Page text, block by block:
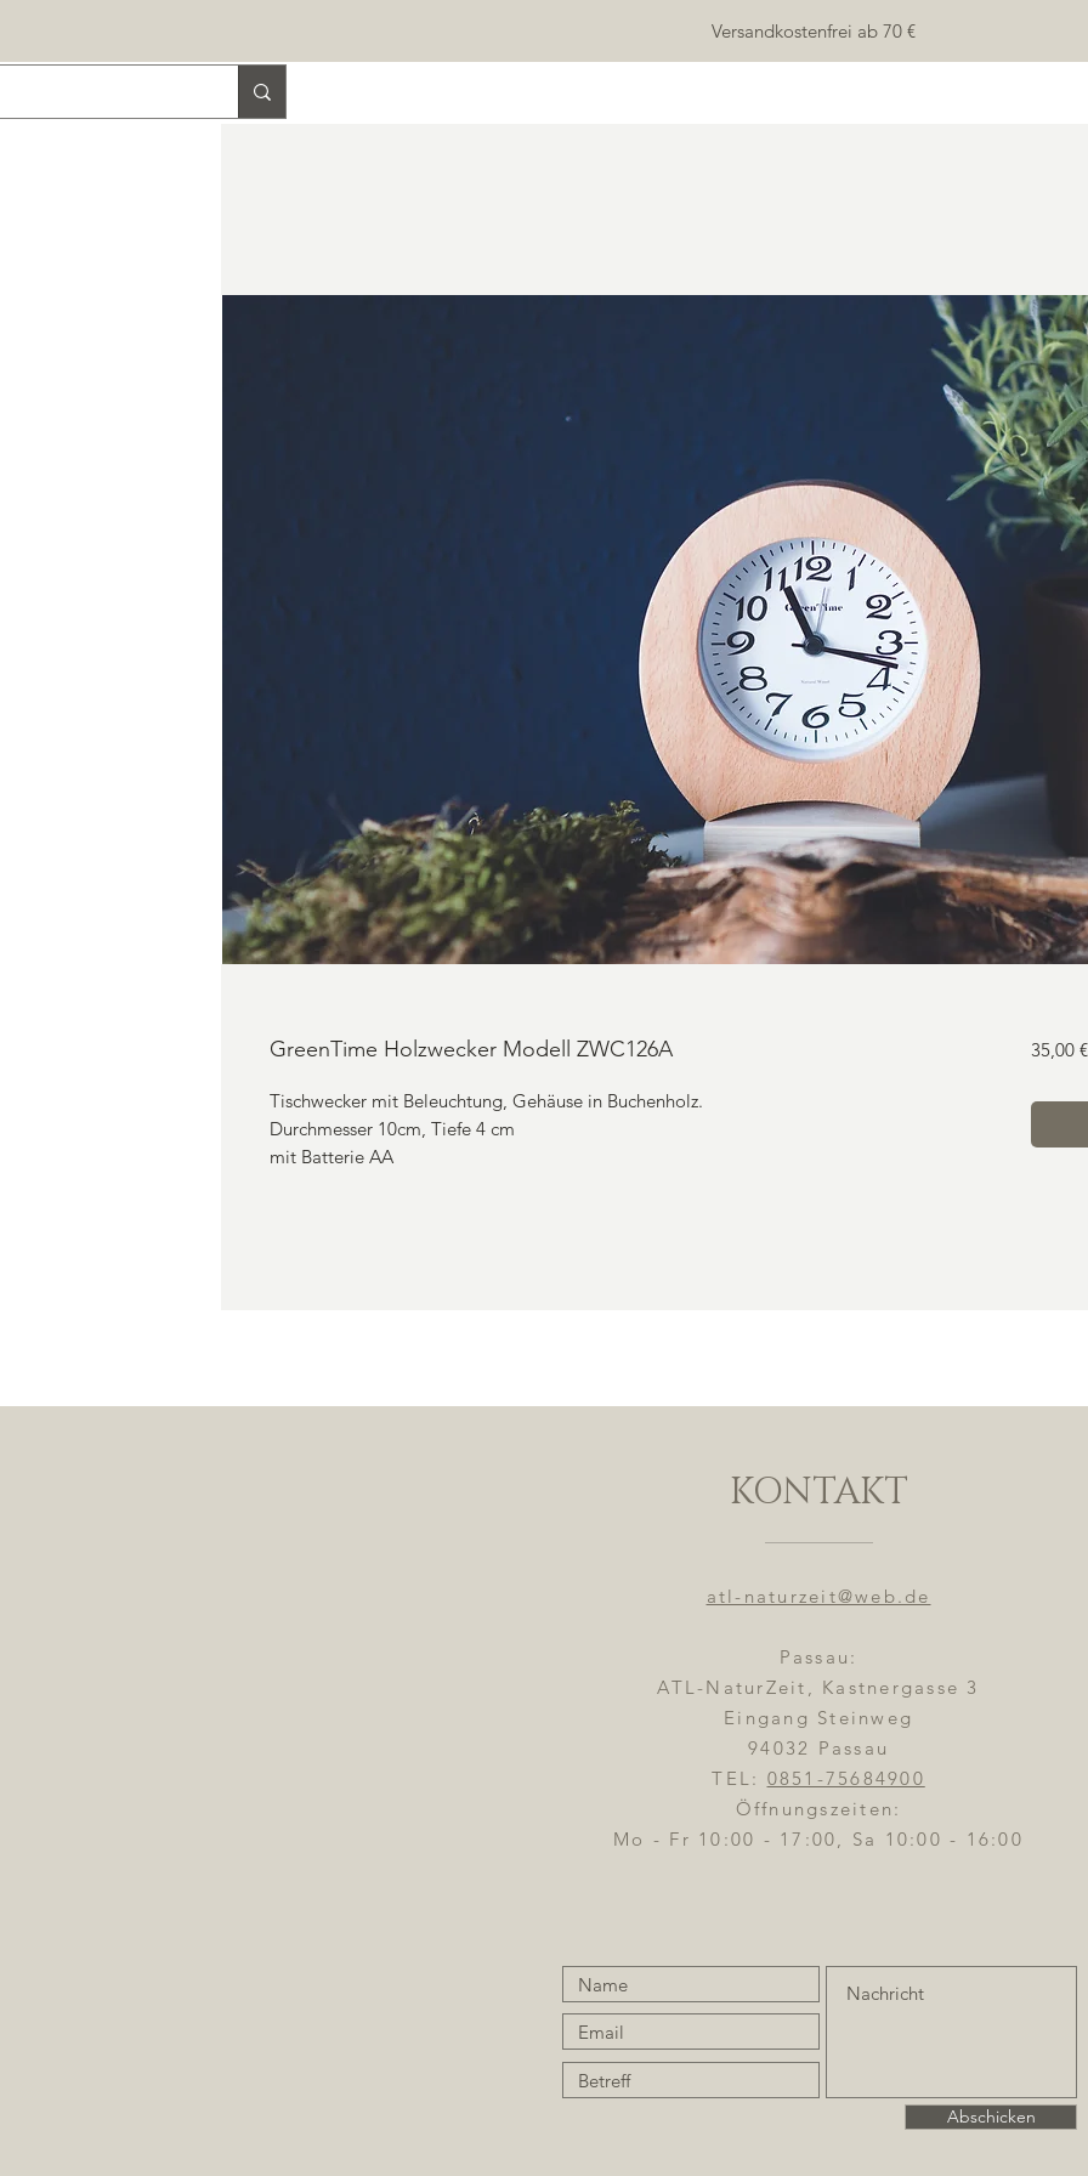
Versandkostenfrei ab 70 €
GreenTime Holzwecker Modell ZWC126A
Tischwecker mit Beleuchtung, Gehäuse in Buchenholz.
Durchmesser 10cm, Tiefe 4 cm
mit Batterie AA
35,00 €
KONTAKT
atl-naturzeit@web.de
Passau:
ATL-NaturZeit, Kastnergasse 3
Eingang Steinweg
94032 Passau
TEL: 0851-75684900
Öffnungszeiten:
Mo - Fr 10:00 - 17:00, Sa 10:00 - 16:00
Abschicken